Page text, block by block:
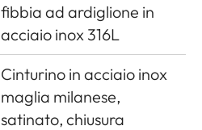
fibbia ad ardiglione in
acciaio inox 316L
Cinturino in acciaio inox
maglia milanese,
satinato, chiusura